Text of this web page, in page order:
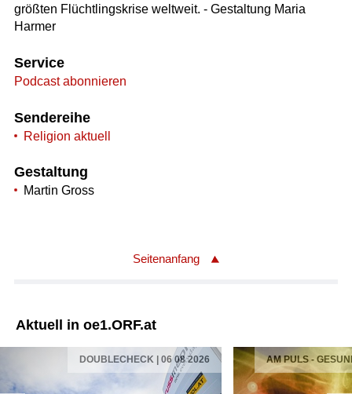
größten Flüchtlingskrise weltweit. - Gestaltung Maria
Harmer
Service
Podcast abonnieren
Sendereihe
Religion aktuell
Gestaltung
Martin Gross
Seitenanfang
Aktuell in oe1.ORF.at
DOUBLECHECK | 06 08 2026 AM PULS -